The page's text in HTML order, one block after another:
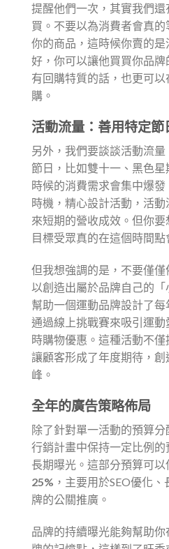
提醒他們一次，其實我們
買。不要以為消費者會真
你的商品，這時候你賣的
好，你可以讓他買買你品
有回購特質的話，也更可
購。
活動流量：善用特定節
另外，我們要談談活動流
節日，比如雙十一、黑色
時候的消費需求會集中爆
時機，精心設計活動，活
來短期的營收成效。但你
目標受眾真的在這個時間
但我想強調的是，不要僅
以創造出屬於品牌自己的
幫助一個運動品牌設計了每
通過線上挑戰賽來吸引運
時購物優惠。這種活動不
讓顧客形成了年度期待，
峰。
全年的廣告策略佈局
除了針對單一活動的預算
行銷計畫中保持一定比例
長期曝光。這部分預算可
25% ，主要用於SEO優化
牌的公關推廣。
品牌的持續曝光能夠幫助